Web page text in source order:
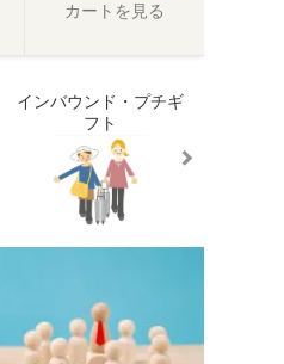
カートを見る
インバウンド・プチギ
フト